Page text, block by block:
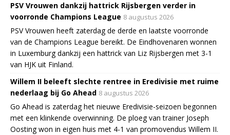
PSV Vrouwen dankzij hattrick Rijsbergen verder in
voorronde Champions League 8 augustus 2026
PSV Vrouwen heeft zaterdag de derde en laatste voorronde
van de Champions League bereikt. De Eindhovenaren wonnen
in Luxemburg dankzij een hattrick van Liz Rijsbergen met 3-1
van HJK uit Finland.
Willem II beleeft slechte rentree in Eredivisie met ruime
nederlaag bij Go Ahead 8 augustus 2026
Go Ahead is zaterdag het nieuwe Eredivisie-seizoen begonnen
met een klinkende overwinning. De ploeg van trainer Joseph
Oosting won in eigen huis met 4-1 van promovendus Willem II.